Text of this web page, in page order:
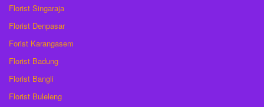
Florist Singaraja
Florist Denpasar
Forist Karangasem
Florist Badung
Florist Bangli
Florist Buleleng